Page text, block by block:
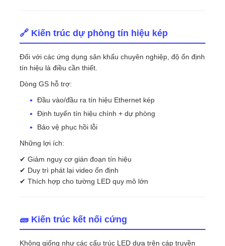
🔗 Kiến trúc dự phòng tín hiệu kép
Đối với các ứng dụng sân khấu chuyên nghiệp, độ ổn định
tín hiệu là điều cần thiết.
Dòng GS hỗ trợ:
Đầu vào/đầu ra tín hiệu Ethernet kép
Định tuyến tín hiệu chính + dự phòng
Bảo vệ phục hồi lỗi
Những lợi ích:
✔ Giảm nguy cơ gián đoạn tín hiệu
✔ Duy trì phát lại video ổn định
✔ Thích hợp cho tường LED quy mô lớn
🧱 Kiến trúc kết nối cứng
Không giống như các cấu trúc LED dựa trên cáp truyền